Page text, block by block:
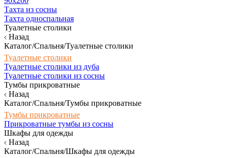
Тахта из сосны
Тахта односпальная
Туалетные столики
Назад
Каталог/Спальня/Туалетные столики
Туалетные столики
Туалетные столики из дуба
Туалетные столики из сосны
Тумбы прикроватные
Назад
Каталог/Спальня/Тумбы прикроватные
Тумбы прикроватные
Прикроватные тумбы из сосны
Шкафы для одежды
Назад
Каталог/Спальня/Шкафы для одежды